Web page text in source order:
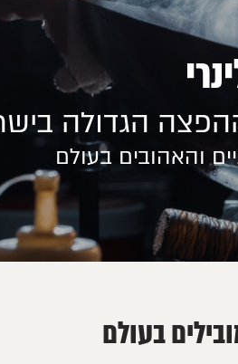
והאהובים בעולם
בעולם